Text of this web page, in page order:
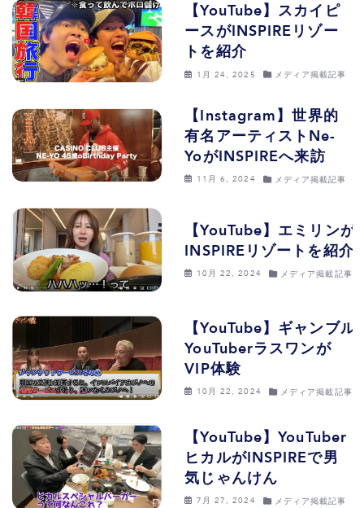
【YouTube】スカイピ
ースがINSPIREリゾー
トを紹介
1月 24, 2025 メディア掲載記事
【Instagram】世界的
有名アーティストNe-
YoがINSPIREへ来訪
11月 6, 2024 メディア掲載記事
【YouTube】エミリンが
INSPIREリゾートを紹介
10月 22, 2024 メディア掲載記事
【YouTube】ギャンブル
YouTuberラスワンが
VIP体験
10月 22, 2024 メディア掲載記事
【YouTube】YouTuber
ヒカルがINSPIREで男
気じゃんけん
7月 27, 2024 メディア掲載記事